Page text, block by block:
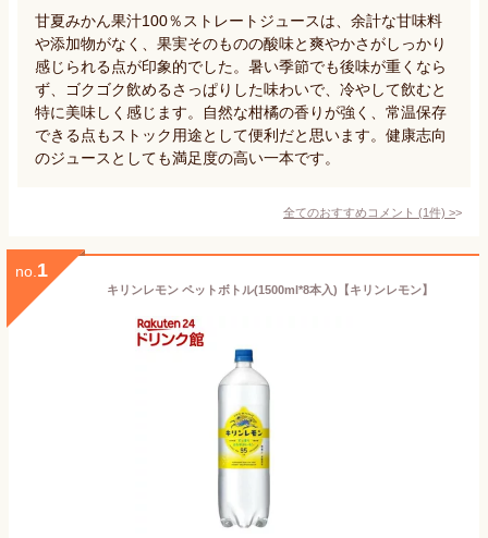
甘夏みかん果汁100％ストレートジュースは、余計な甘味料
や添加物がなく、果実そのものの酸味と爽やかさがしっかり
感じられる点が印象的でした。暑い季節でも後味が重くなら
ず、ゴクゴク飲めるさっぱりした味わいで、冷やして飲むと
特に美味しく感じます。自然な柑橘の香りが強く、常温保存
できる点もストック用途として便利だと思います。健康志向
のジュースとしても満足度の高い一本です。
全てのおすすめコメント (1件) >
no. 1
キリンレモン ペットボトル(1500ml*8本入)【キリンレモン】